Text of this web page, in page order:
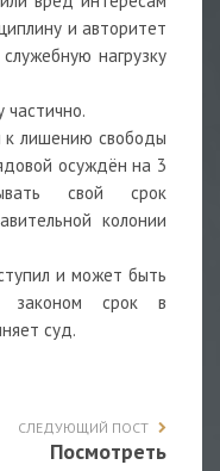
и авторитет
нагрузку
к лишению свободы
осуждён на 3
свой срок
колонии
и может быть
законом срок в
суд.
СЛЕДУЮЩИЙ ПОСТ
Посмотреть